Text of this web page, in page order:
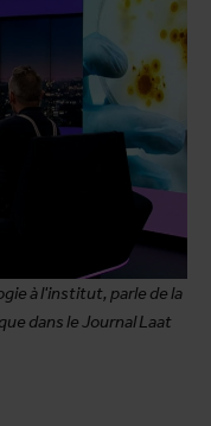
à l'institut, parle de la
dans le Journal Laat